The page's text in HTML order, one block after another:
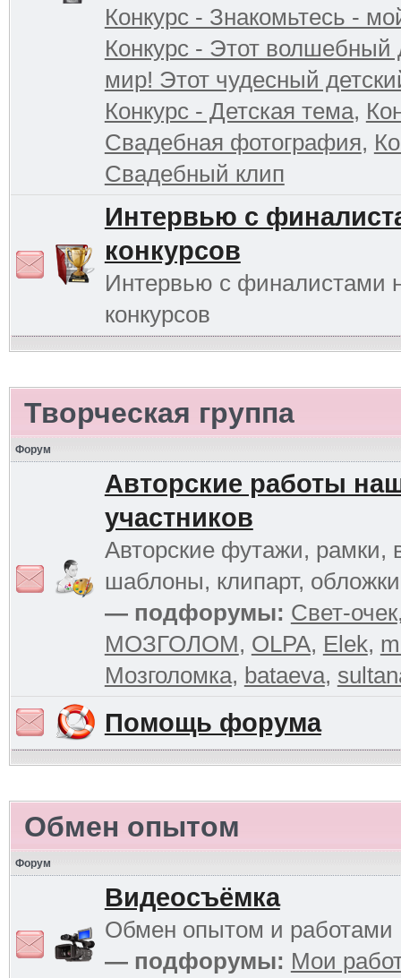
Конкурс - Знакомьтесь -
Конкурс - Этот волшебный
мир! Этот чудесный
Конкурс - Детская тема,
Свадебная фотография,
Свадебный клип
Интервью с
конкурсов
Интервью с финалистами
конкурсов
Творческая группа
Форум
Авторские работы
участников
Авторские футажи, рамки,
шаблоны, клипарт,
— подфорумы: Свет-очек
МОЗГОЛОМ, OLPA, Elek,
Мозголомка, bataeva,
Помощь форума
Обмен опытом
Форум
Видеосъёмка
Обмен опытом и работами
— подфорумы: Мои